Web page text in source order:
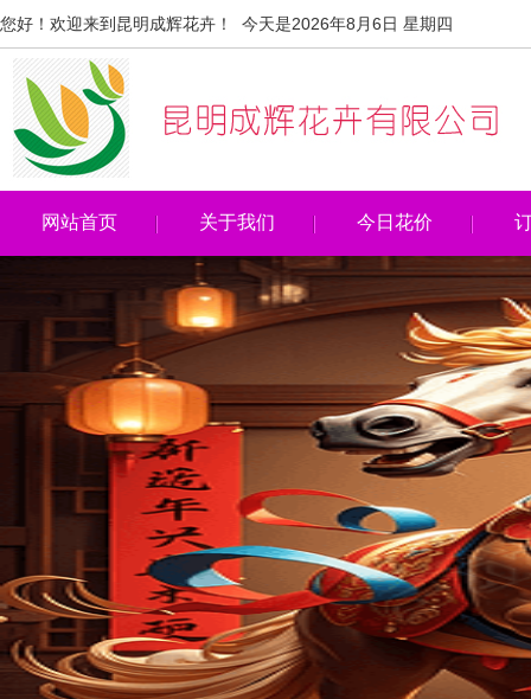
您好！欢迎来到昆明成辉花卉！ 今天是2026年8月6日 星期四
网站首页 关于我们 今日花价